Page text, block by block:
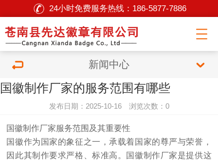
24小时免费服务热线： 186-5877-7886
新闻中心
国徽制作厂家的服务范围有哪些
发布日期：2025-10-16 浏览次数：0
国徽制作厂家服务范围及其重要性
国徽作为国家的象征之一，承载着国家的尊严与荣誉，
因此其制作要求严格、标准高。国徽制作厂家是提供这